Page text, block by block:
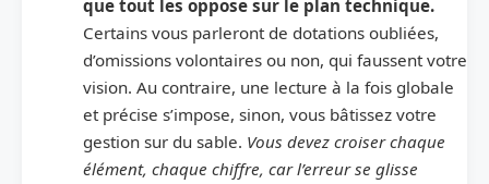
que tout les oppose sur le plan technique.
Certains vous parleront de dotations oubliées,
d’omissions volontaires ou non, qui faussent votre
vision. Au contraire, une lecture à la fois globale
et précise s’impose, sinon, vous bâtissez votre
gestion sur du sable. Vous devez croiser chaque
élément, chaque chiffre, car l’erreur se glisse